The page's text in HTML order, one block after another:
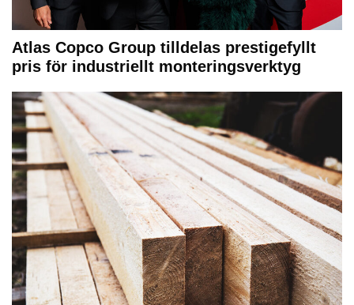
Atlas Copco Group tilldelas prestigefyllt
pris för industriellt monteringsverktyg